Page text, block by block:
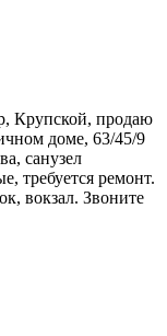
Крупской, продаю
доме, 63/45/9
санузел
требуется ремонт.
вокзал. Звоните